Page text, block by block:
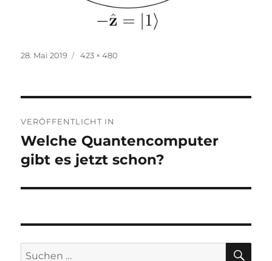
Veröffentlicht
28. Mai 2019 Originalgröße
423 × 480
VERÖFFENTLICHT IN
Welche Quantencomputer
gibt es jetzt schon?
Suchen